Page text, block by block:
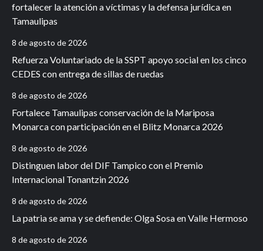
fortalecer la atención a víctimas y la defensa jurídica en
Tamaulipas
8 de agosto de 2026
Refuerza Voluntariado de la SSPT apoyo social en los cinco
CEDES con entrega de sillas de ruedas
8 de agosto de 2026
Fortalece Tamaulipas conservación de la Mariposa
Monarca con participación en el Blitz Monarca 2026
8 de agosto de 2026
Distinguen labor del DIF Tampico con el Premio
Internacional Tonantzin 2026
8 de agosto de 2026
La patria se ama y se defiende: Olga Sosa en Valle Hermoso
8 de agosto de 2026